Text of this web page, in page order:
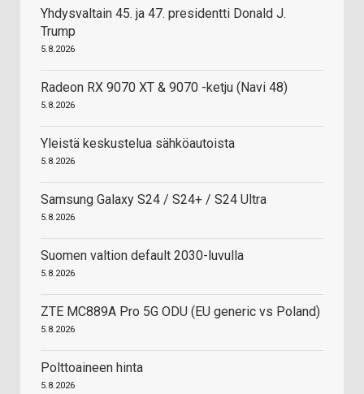
Yhdysvaltain 45. ja 47. presidentti Donald J.
Trump
5.8.2026
Radeon RX 9070 XT & 9070 -ketju (Navi 48)
5.8.2026
Yleistä keskustelua sähköautoista
5.8.2026
Samsung Galaxy S24 / S24+ / S24 Ultra
5.8.2026
Suomen valtion default 2030-luvulla
5.8.2026
ZTE MC889A Pro 5G ODU (EU generic vs Poland)
5.8.2026
Polttoaineen hinta
5.8.2026